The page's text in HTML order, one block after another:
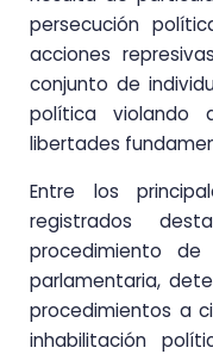
persecución
acciones
conjunto de
política violando
libertades
Entre los
registrados
procedimiento
parlamentaria,
procedimientos a
inhabilitación